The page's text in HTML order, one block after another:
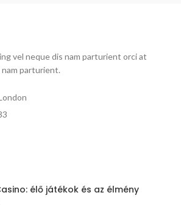
vel neque dis nam parturient orci at
parturient.
élő játékok és az élmény